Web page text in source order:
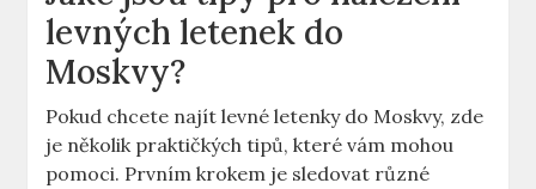
levných letenek do
Moskvy?
Pokud chcete najít levné letenky do Moskvy, zde
je několik praktičkých tipů, které vám mohou
pomoci. Prvním krokem je sledovat různé